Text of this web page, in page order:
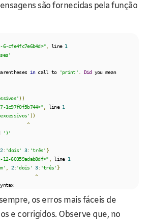
são fornecidas pela função
cfe4fc7e6b4d>" line 1
in call to 'print' Did
you mean
))
1c97f0f5b744>" line 1
))
^
')'
2 : 'dois' 3: 'três' }
60359adab8df>" line 1
2: 'dois' 3: 'três' }
^
os erros mais fáceis de
e corrigidos. Observe que, no